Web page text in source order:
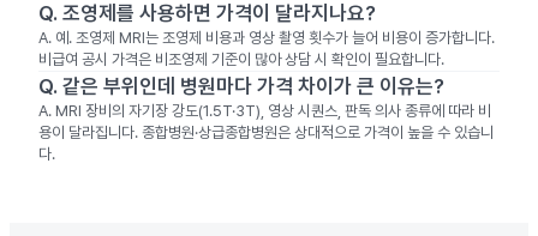
Q. 조영제를 사용하면 가격이 달라지나요?
A. 예. 조영제 MRI는 조영제 비용과 영상 촬영 횟수가 늘어 비용이 증가합니다.
비급여 공시 가격은 비조영제 기준이 많아 상담 시 확인이 필요합니다.
Q. 같은 부위인데 병원마다 가격 차이가 큰 이유는?
A. MRI 장비의 자기장 강도(1.5T·3T), 영상 시퀀스, 판독 의사 종류에 따라 비
용이 달라집니다. 종합병원·상급종합병원은 상대적으로 가격이 높을 수 있습니
다.